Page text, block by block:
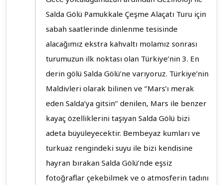
Salda Gölü Pamukkale Çeşme Alaçatı Turu için
sabah saatlerinde dinlenme tesisinde
alacağımız ekstra kahvaltı molamız sonrası
turumuzun ilk noktası olan Türkiye’nin 3. En
derin gölü Salda Gölü’ne varıyoruz. Türkiye’nin
Maldivleri olarak bilinen ve ‘’Mars’ı merak
eden Salda’ya gitsin’’ denilen, Mars ile benzer
kayaç özelliklerini taşıyan Salda Gölü bizi
adeta büyüleyecektir. Bembeyaz kumları ve
turkuaz rengindeki suyu ile bizi kendisine
hayran bırakan Salda Gölü’nde eşsiz
fotoğraflar çekebilmek ve o atmosferin tadını